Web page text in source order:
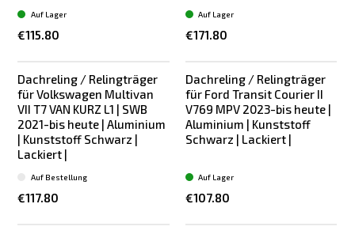
€115.80
Auf Lager
€171.80
Auf Lager
Dachreling / Relingträger
für Volkswagen Multivan
VII T7 VAN KURZ L1 | SWB
2021-bis heute | Aluminium
| Kunststoff Schwarz |
Lackiert |
€117.80
Auf Bestellung
Dachreling / Relingträger
für Ford Transit Courier II
V769 MPV 2023-bis heute |
Aluminium | Kunststoff
Schwarz | Lackiert |
€107.80
Auf Lager